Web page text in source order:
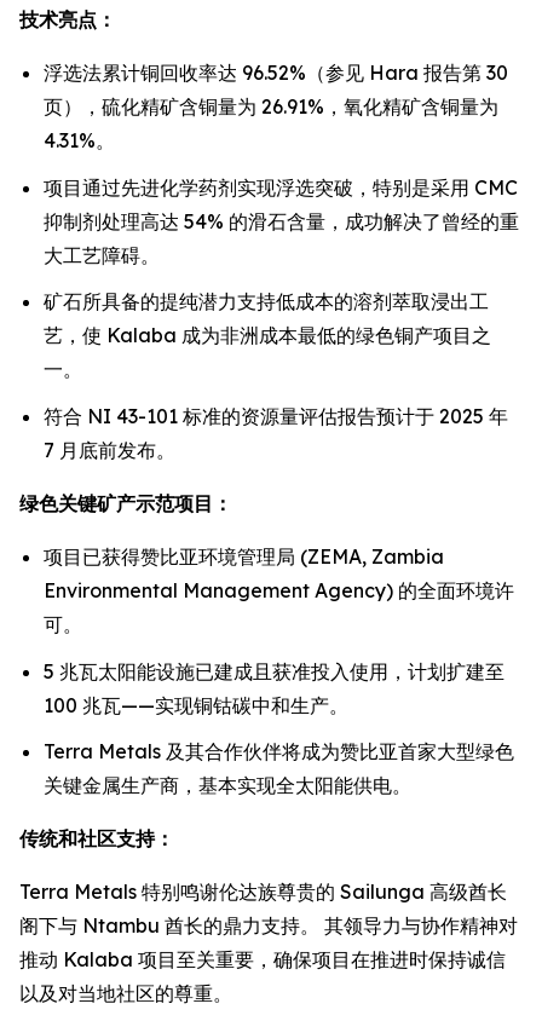
技术亮点：
浮选法累计铜回收率达 96.52%（参见 Hara 报告第 30
页），硫化精矿含铜量为 26.91%，氧化精矿含铜量为
4.31%。
项目通过先进化学药剂实现浮选突破，特别是采用 CMC
抑制剂处理高达 54% 的滑石含量，成功解决了曾经的重
大工艺障碍。
矿石所具备的提纯潜力支持低成本的溶剂萃取浸出工
艺，使 Kalaba 成为非洲成本最低的绿色铜产项目之
一。
符合 NI 43-101 标准的资源量评估报告预计于 2025 年
7 月底前发布。
绿色关键矿产示范项目：
项目已获得赞比亚环境管理局 (ZEMA, Zambia
Environmental Management Agency) 的全面环境许
可。
5 兆瓦太阳能设施已建成且获准投入使用，计划扩建至
100 兆瓦——实现铜钴碳中和生产。
Terra Metals 及其合作伙伴将成为赞比亚首家大型绿色
关键金属生产商，基本实现全太阳能供电。
传统和社区支持：
Terra Metals 特别鸣谢伦达族尊贵的 Sailunga 高级酋长
阁下与 Ntambu 酋长的鼎力支持。 其领导力与协作精神对
推动 Kalaba 项目至关重要，确保项目在推进时保持诚信
以及对当地社区的尊重。